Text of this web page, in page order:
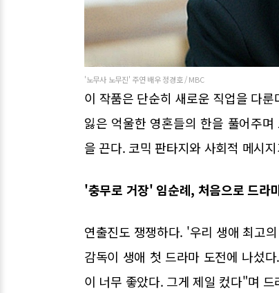
'노무사 노무진' 주연 배우 정경호 / MBC
이 작품은 단순히 새로운 직업을 다
잃은 억울한 영혼들의 한을 풀어주
을 끈다. 코믹 판타지와 사회적 메시
'충무로 거장' 임순례, 처음으로 드라
연출진도 쟁쟁하다. '우리 생애 최고
감독이 생애 첫 드라마 도전에 나섰
이 너무 좋았다. 그게 제일 컸다"며